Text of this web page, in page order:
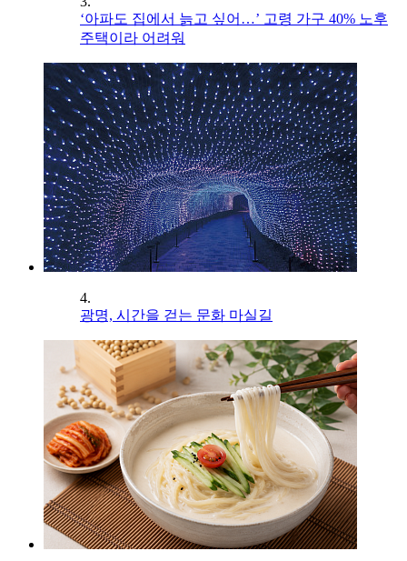
‘아파도 집에서 늙고 싶어…’ 고령 가구 40% 노후
주택이라 어려워
4.
광명, 시간을 걷는 문화 마실길